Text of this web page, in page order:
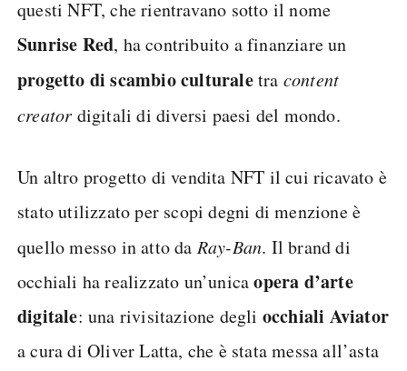
questi NFT, che rientravano sotto il nome
Sunrise Red, ha contribuito a finanziare un
progetto di scambio culturaletra content
creator digitali di diversi paesi del mondo.
Un altro progetto di vendita NFT il cui ricavato è
stato utilizzato per scopi degni di menzione è
quello messo in atto da Ray-Ban. Il brand di
occhiali ha realizzato un’unicaopera d’arte
digitale: una rivisitazione degli occhiali Aviator
a cura di Oliver Latta, che è stata messa all’asta